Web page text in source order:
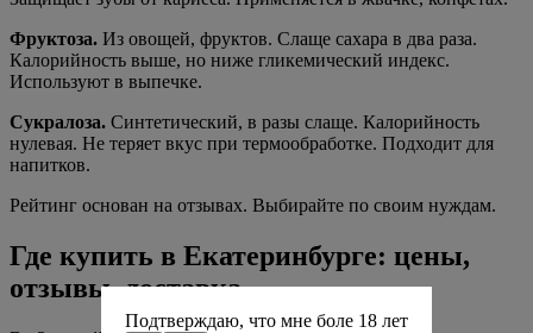
Фруктоза. Из овощей, фруктов. Слаще сахара в два раза.
Калорийность выше, но ниже гликемический индекс.
Используют в выпечке.
Сукралоза. Синтетический, в разы слаще. Калорийность
нулевая. Не теряет вкус при термообработке. Подходит для
напитков.
Рейтинг основан на отзывах. Выбирайте по своим нуждам.
Где купить в Екатеринбурге: цены,
отзывы, доставка
Подтверждаю, что мне боле 18 лет